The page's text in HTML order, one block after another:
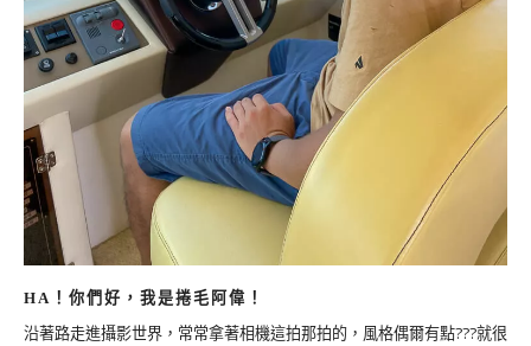
HA！你們好，我是捲毛阿偉！
沿著路走進攝影世界，常常拿著相機這拍那拍的，風格偶爾有點???就很